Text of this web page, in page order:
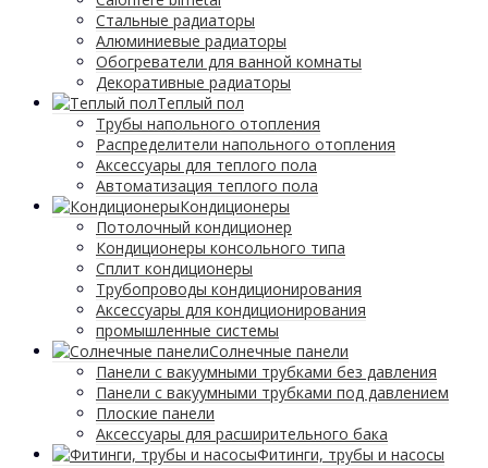
Стальные радиаторы
Алюминиевые радиаторы
Обогреватели для ванной комнаты
Декоративные радиаторы
Tеплый пол
Трубы напольного отопления
Распределители напольного отопления
Аксессуары для теплого пола
Автоматизация теплого пола
Кондиционеры
Потолочный кондиционер
Кондиционеры консольного типа
Сплит кондиционеры
Трубопроводы кондиционирования
Аксессуары для кондиционирования
промышленные системы
Солнечные панели
Панели с вакуумными трубками без давления
Панели с вакуумными трубками под давлением
Плоские панели
Аксессуары для расширительного бака
Фитинги, трубы и насосы